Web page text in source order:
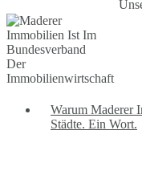
Warum Maderer
Städte. Ein Wort.